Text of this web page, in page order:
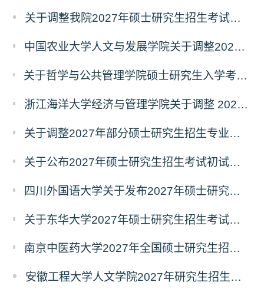
关于调整我院2027年硕士研究生招生考试科目及参考书的通知
中国农业大学人文与发展学院关于调整2027年硕士研究生招生考试初试科目的通知
关于哲学与公共管理学院硕士研究生入学考试（初试） 考试科目及参考书目变更的通知（二）
浙江海洋大学经济与管理学院关于调整 2027年硕士研究生招生考试初试科目的公告
关于调整2027年部分硕士研究生招生专业初试考试科目的公告（持续更新中）
关于公布2027年硕士研究生招生考试初试自命题科目考试大纲的通知
四川外国语大学关于发布2027年硕士研究生招生考试自命题科目大纲的公告
关于东华大学2027年硕士研究生招生考试（初试）招生目录拟调整公告（一）
南京中医药大学2027年全国硕士研究生招生考试初试自命题科目考试内容及参考书目
安徽工程大学人文学院2027年研究生招生简章